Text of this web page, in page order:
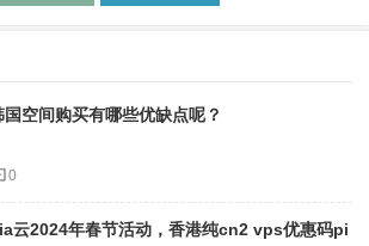
国空间购买有哪些优缺点呢？
0
云2024年春节活动，香港纯cn2 vps优惠码pi